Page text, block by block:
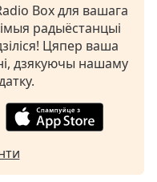
Box для вашага
радыёстанцыі
Цяпер ваша
дзякуючы нашаму